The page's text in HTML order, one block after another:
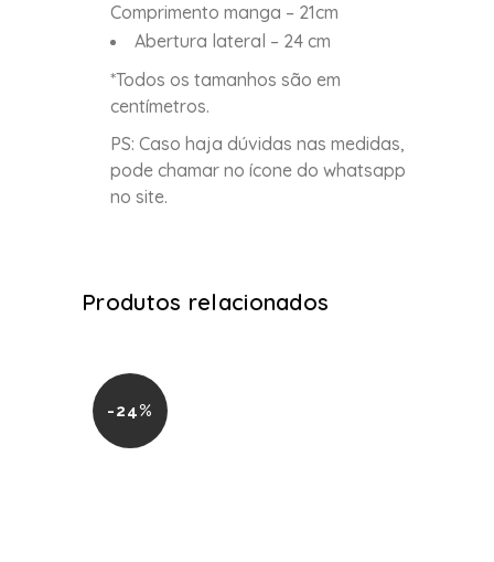
Comprimento manga – 21cm
Abertura lateral – 24 cm
*Todos os tamanhos são em
centímetros.
PS: Caso haja dúvidas nas medidas,
pode chamar no ícone do whatsapp
no site.
Produtos relacionados
-24%